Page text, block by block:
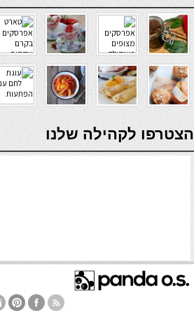
verde casino
הצטרפו לקהילה שלנו